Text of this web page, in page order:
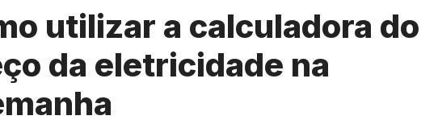
utilizar a calculadora do
da eletricidade na